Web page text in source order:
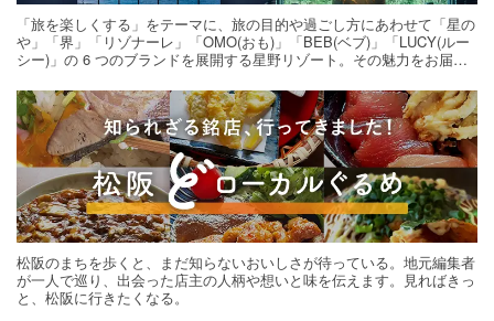
「旅を楽しくする」をテーマに、旅の目的や過ごし方にあわせて「星の
や」「界」「リゾナーレ」「OMO(おも)」「BEB(ベブ)」「LUCY(ルー
シー)」の 6 つのブランドを展開する星野リゾート。その魅力をお届け
松阪のまちを歩くと、まだ知らないおいしさが待っている。地元編集者
が一人で巡り、出会った店主の人柄や想いと味を伝えます。見ればきっ
と、松阪に行きたくなる。